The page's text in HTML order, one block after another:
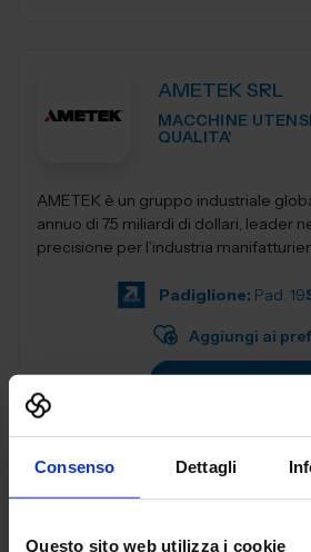
Consenso Dettagli
Questo sito web utilizza i cookie
AMETEK SRL
MACCHINE
QUALITA'
AMETEK è un gruppo industriale
annuo di 7.5 miliardi di dollari, leader
precisione per l’industria
Padiglione: Pad. 19
Aggiungi ai
Vai alla scheda
ANCA ITALIA
MACCHINE